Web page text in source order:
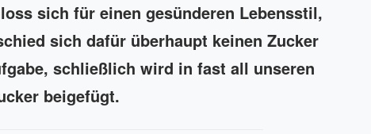
sich für einen gesünderen Lebensstil,
sich dafür überhaupt keinen Zucker
schließlich wird in fast all unseren
beigefügt.